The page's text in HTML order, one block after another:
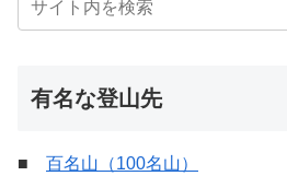
有名な登山先
■ 百名山（100名山）